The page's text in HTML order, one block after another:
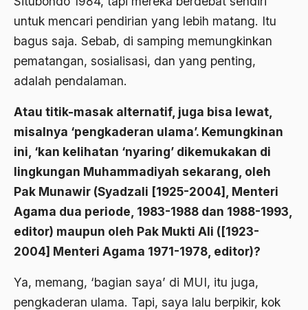
untuk mencari pendirian yang lebih matang. Itu
bagus saja. Sebab, di samping memungkinkan
pematangan, sosialisasi, dan yang penting,
adalah pendalaman.
Atau titik-masak alternatif, juga bisa lewat,
misalnya ‘pengkaderan ulama’. Kemungkinan
ini, ‘kan kelihatan ‘nyaring’ dikemukakan di
lingkungan Muhammadiyah sekarang, oleh
Pak Munawir (Syadzali [1925-2004], Menteri
Agama dua periode, 1983-1988 dan 1988-1993,
editor) maupun oleh Pak Mukti Ali ([1923-
2004] Menteri Agama 1971-1978, editor)?
Ya, memang, ‘bagian saya’ di MUI, itu juga,
pengkaderan ulama. Tapi, saya lalu berpikir, kok
bom borobudur
bom irak
BPKK
BPR
brawijaya
Brawijaya V
Brazil
Brigjen K
Budak Sosiologis
Budaya Altenatif